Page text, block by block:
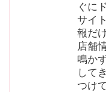
ぐに
サイ
報だ
店舗
鳴か
して
つけ